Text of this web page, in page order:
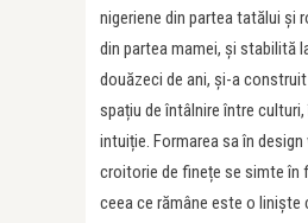
nigeriene din partea tatălui și
din partea mamei, și stabilită
douăzeci de ani, și-a
spațiu de întâlnire între
intuiție. Formarea sa în
croitorie de finețe se simte în
ceea ce rămâne este o liniște